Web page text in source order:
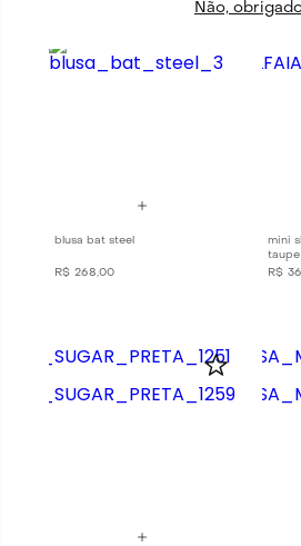
blusa bat steel
R$ 268,00
mini
taupe
R$
Não,